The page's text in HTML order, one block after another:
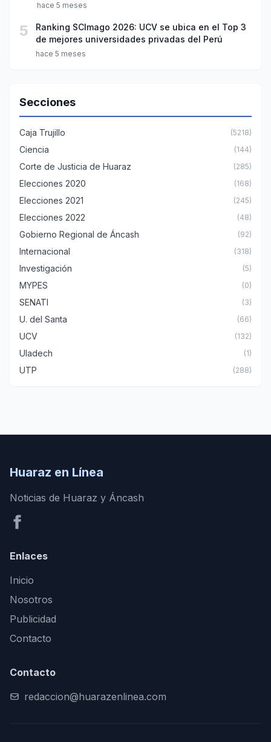
hace 5 meses
5
Ranking SCImago 2026: UCV se ubica en el Top 3
de mejores universidades privadas del Perú
hace 5 meses
Secciones
Caja Trujillo (5218)
Ciencia (144)
Corte de Justicia de Huaraz (285)
Elecciones 2020 (168)
Elecciones 2021 (245)
Elecciones 2022 (48)
Gobierno Regional de Áncash (92)
Internacional (318)
Investigación (5)
MYPES (0)
SENATI (3)
U. del Santa (66)
UCV (132)
Uladech (1)
UTP (288)
Huaraz en Línea
Noticias de Huaraz y Áncash
Enlaces
Inicio
Nosotros
Publicidad
Contacto
Contacto
redaccion@huarazenlinea.com